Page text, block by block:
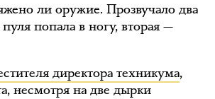
ли оружие. Прозвучало два
попала в ногу, вторая —
директора техникума,
несмотря на две дырки